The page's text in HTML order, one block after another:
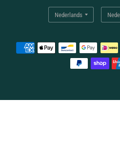
Land/regio
bijwerken